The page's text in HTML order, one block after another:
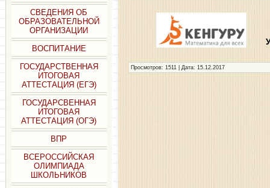
СВЕДЕНИЯ ОБ
ОБРАЗОВАТЕЛЬНОЙ
ОРГАНИЗАЦИИ
ВОСПИТАНИЕ
ГОСУДАРСТВЕННАЯ
ИТОГОВАЯ
АТТЕСТАЦИЯ (ЕГЭ)
ГОСУДАРСВЕННАЯ
ИТОГОВАЯ
АТТЕСТАЦИЯ (ОГЭ)
ВПР
ВСЕРОССИЙСКАЯ
ОЛИМПИАДА
ШКОЛЬНИКОВ
Просмотров: 1511 | Дата:15.12.2017